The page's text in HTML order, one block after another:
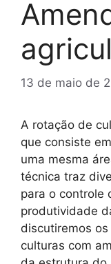
13 de maio de
A rotação de
que consiste
uma mesma
técnica traz
para o controle
produtividade
discutiremos
culturas com